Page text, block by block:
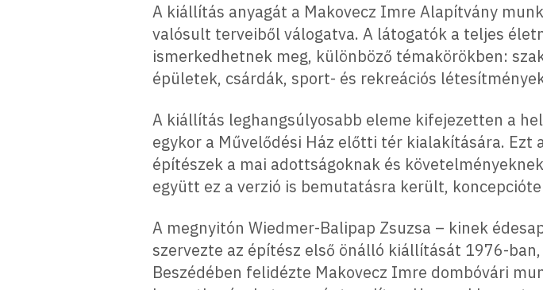
A kiállítás anyagát a Makovecz Imre Alapítvány
valósult terveiből válogatva. A látogatók a teljes
ismerkedhetnek meg, különböző témakörökben:
épületek, csárdák, sport- és rekreációs
A kiállítás leghangsúlyosabb eleme kifejezetten a
egykor a Művelődési Ház előtti tér kialakítására. Ezt
építészek a mai adottságoknak és
együtt ez a verzió is bemutatásra került,
A megnyitón Wiedmer-Balipap Zsuzsa – kinek
szervezte az építész első önálló kiállítását 1976-
Beszédében felidézte Makovecz Imre dombóvári